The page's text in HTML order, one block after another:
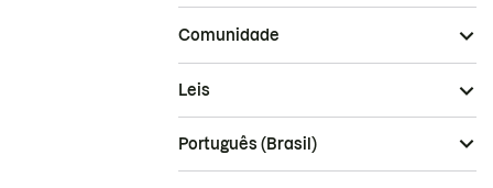
Comunidade
Leis
Português (Brasil)